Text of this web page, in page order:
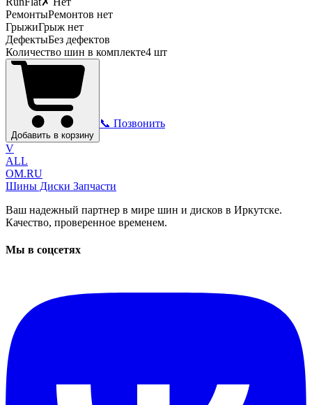
РемонтыРемонтов нет
ГрыжиГрыж нет
ДефектыБез дефектов
Количество шин в комплекте4 шт
Добавить в корзину
📞 Позвонить
V
ALL
OM.RU
Шины Диски Запчасти
Ваш надежный партнер в мире шин и дисков в Иркутске.
Качество, проверенное временем.
Мы в соцсетях